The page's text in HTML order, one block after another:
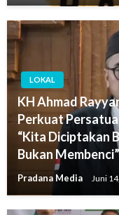
LOKAL
KH Ahmad
Perkuat
“Kita Diciptakan
Bukan Membenci”
Pradana Media Juni